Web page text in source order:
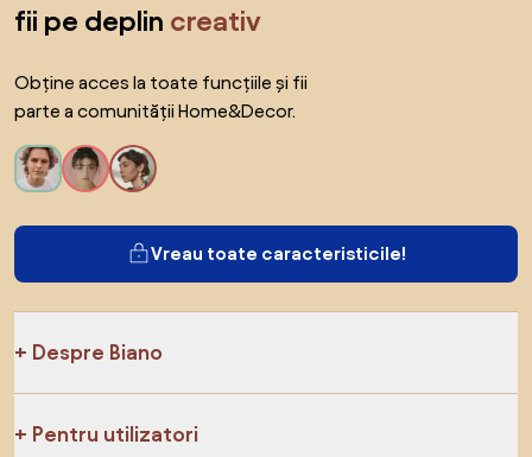
fii pe deplin creativ
Obține acces la toate funcțiile și fii
parte a comunității Home&Decor.
Vreau toate caracteristicile!
Despre Biano
Pentru utilizatori